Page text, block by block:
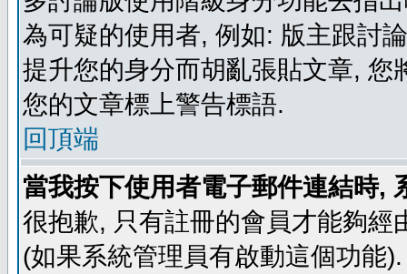
為可疑的使用者, 例如: 版主跟討
提升您的身分而胡亂張貼文章,
您的文章標上警告標語.
回頂端
當我按下使用者電子郵件連結時,
很抱歉, 只有註冊的會員才能夠
(如果系統管理員有啟動這個功能